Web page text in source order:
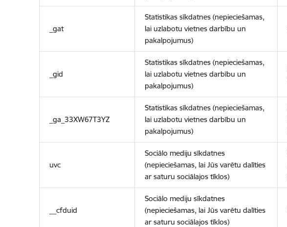
_gat
Statistikas sīkdatnes (nepieciešamas,
lai uzlabotu vietnes darbību un
pakalpojumus)
_gid
Statistikas sīkdatnes (nepieciešamas,
lai uzlabotu vietnes darbību un
pakalpojumus)
_ga_33XW67T3YZ
Statistikas sīkdatnes (nepieciešamas,
lai uzlabotu vietnes darbību un
pakalpojumus)
uvc
Sociālo mediju sīkdatnes
(nepieciešamas, lai Jūs varētu dalīties
ar saturu sociālajos tīklos)
__cfduid
Sociālo mediju sīkdatnes
(nepieciešamas, lai Jūs varētu dalīties
ar saturu sociālajos tīklos)